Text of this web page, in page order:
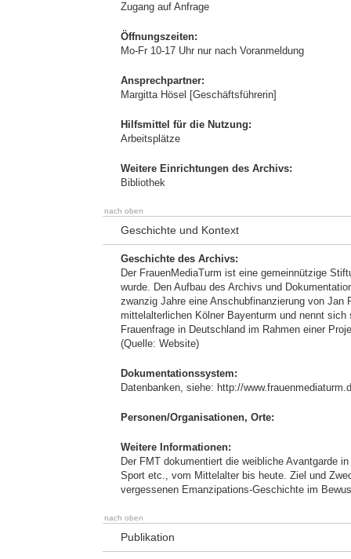
Zugang auf Anfrage
Öffnungszeiten:
Mo-Fr 10-17 Uhr nur nach Voranmeldung
Ansprechpartner:
Margitta Hösel [Geschäftsführerin]
Hilfsmittel für die Nutzung:
Arbeitsplätze
Weitere Einrichtungen des Archivs:
Bibliothek
nach oben
Geschichte und Kontext
Geschichte des Archivs:
Der FrauenMediaTurm ist eine gemeinnützige
wurde. Den Aufbau des Archivs und
zwanzig Jahre eine Anschubfinanzierung von Jan
mittelalterlichen Kölner Bayenturm und nennt
Frauenfrage in Deutschland im Rahmen einer
(Quelle: Website)
Dokumentationssystem:
Datenbanken, siehe: http://
Personen/Organisationen, Orte:
Weitere Informationen:
Der FMT dokumentiert die weibliche Avantgarde
Sport etc., vom Mittelalter bis heute. Ziel und
vergessenen Emanzipations-Geschichte im
nach oben
Publikation